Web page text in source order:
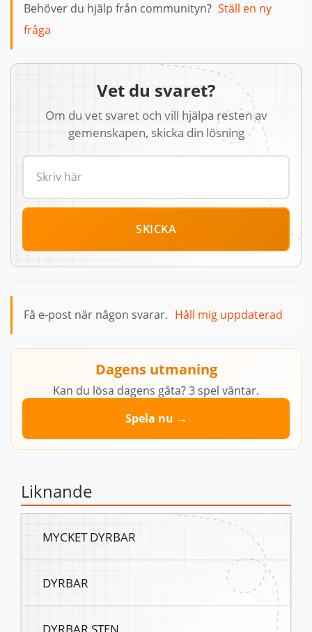
Behöver du hjälp från communityn? Ställ en ny
fråga
Vet du svaret?
Om du vet svaret och vill hjälpa resten av
gemenskapen, skicka din lösning
SKICKA
Få e-post när någon svarar. Håll mig uppdaterad
Dagens utmaning
Kan du lösa dagens gåta? 3 spel väntar.
Spela nu →
Liknande
MYCKET DYRBAR
DYRBAR